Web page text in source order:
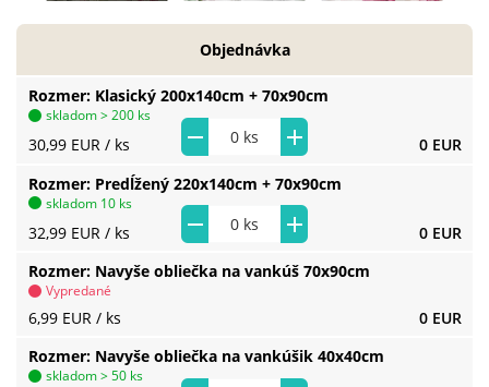
Rozmer Klasický 200x140cm + 70x90cm
30,99 EUR / ks 0 EUR
skladom > 200 ks
Rozmer Predĺžený 220x140cm + 70x90cm
32,99 EUR / ks 0 EUR
skladom 10 ks
Rozmer Navyše obliečka na vankúš 70x90cm
6,99 EUR / ks 0 EUR
Vypredané
Rozmer Navyše obliečka na vankúšik 40x40cm
skladom > 50 ks
Objednávka